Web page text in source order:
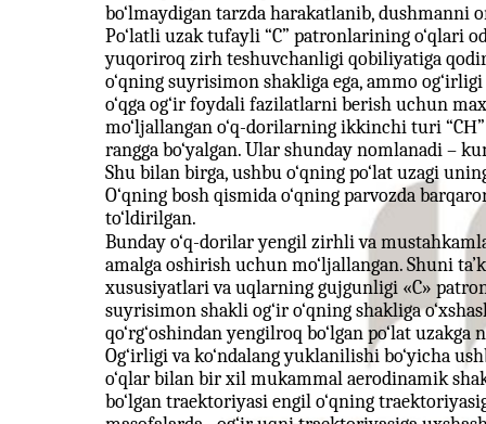
bo‘lmaydigan tarzda harakatlanib,
Po‘latli uzak tufayli “C” patronlarining o‘qlari
yuqoriroq zirh teshuvchanligi qobiliyatiga
o‘qning suyrisimon shakliga ega, ammo
o‘qga og‘ir foydali fazilatlarni berish uchun
mo‘ljallangan o‘q-dorilarning ikkinchi turi
rangga bo‘yalgan. Ular shunday nomlanadi –
Shu bilan birga, ushbu o‘qning po‘lat uzagi
O‘qning bosh qismida o‘qning parvozda
to‘ldirilgan.
Bunday o‘q-dorilar yengil zirhli va
amalga oshirish uchun mo‘ljallangan. Shuni
xususiyatlari va uqlarning gujgunligi «C»
suyrisimon shakli og‘ir o‘qning shakliga
qo‘rg‘oshindan yengilroq bo‘lgan po‘lat
Og‘irligi va ko‘ndalang yuklanilishi bo‘yicha
o‘qlar bilan bir xil mukammal aerodinamik
bo‘lgan traektoriyasi engil o‘qning